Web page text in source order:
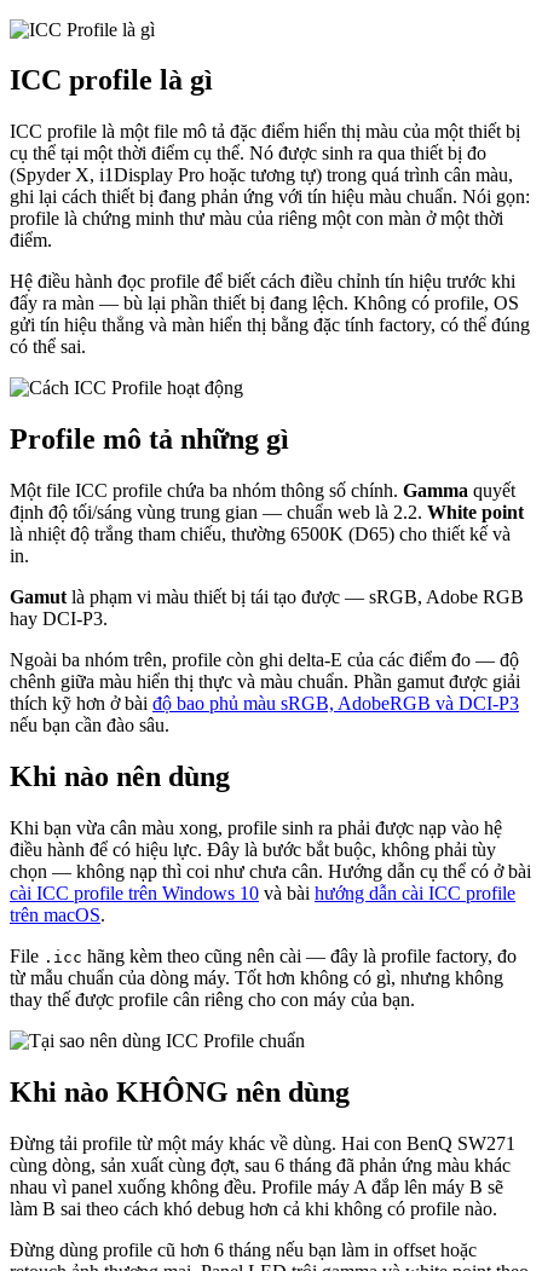
ICC profile là gì
ICC profile là một file mô tả đặc điểm hiển thị màu của một thiết bị
cụ thể tại một thời điểm cụ thể. Nó được sinh ra qua thiết bị đo
(Spyder X, i1Display Pro hoặc tương tự) trong quá trình cân màu,
ghi lại cách thiết bị đang phản ứng với tín hiệu màu chuẩn. Nói gọn:
profile là chứng minh thư màu của riêng một con màn ở một thời
điểm.
Hệ điều hành đọc profile để biết cách điều chỉnh tín hiệu trước khi
đẩy ra màn — bù lại phần thiết bị đang lệch. Không có profile, OS
gửi tín hiệu thẳng và màn hiển thị bằng đặc tính factory, có thể đúng
có thể sai.
Profile mô tả những gì
Một file ICC profile chứa ba nhóm thông số chính. Gamma quyết
định độ tối/sáng vùng trung gian — chuẩn web là 2.2. White point
là nhiệt độ trắng tham chiếu, thường 6500K (D65) cho thiết kế và
in.
Gamut là phạm vi màu thiết bị tái tạo được — sRGB, Adobe RGB
hay DCI-P3.
Ngoài ba nhóm trên, profile còn ghi delta-E của các điểm đo — độ
chênh giữa màu hiển thị thực và màu chuẩn. Phần gamut được giải
thích kỹ hơn ở bài độ bao phủ màu sRGB, AdobeRGB và DCI-P3
nếu bạn cần đào sâu.
Khi nào nên dùng
Khi bạn vừa cân màu xong, profile sinh ra phải được nạp vào hệ
điều hành để có hiệu lực. Đây là bước bắt buộc, không phải tùy
chọn — không nạp thì coi như chưa cân. Hướng dẫn cụ thể có ở bài
cài ICC profile trên Windows 10 và bài hướng dẫn cài ICC profile
trên macOS.
File .icc hãng kèm theo cũng nên cài — đây là profile factory, đo
từ mẫu chuẩn của dòng máy. Tốt hơn không có gì, nhưng không
thay thế được profile cân riêng cho con máy của bạn.
Khi nào KHÔNG nên dùng
Đừng tải profile từ một máy khác về dùng. Hai con BenQ SW271
cùng dòng, sản xuất cùng đợt, sau 6 tháng đã phản ứng màu khác
nhau vì panel xuống không đều. Profile máy A đắp lên máy B sẽ
làm B sai theo cách khó debug hơn cả khi không có profile nào.
Đừng dùng profile cũ hơn 6 tháng nếu bạn làm in offset hoặc